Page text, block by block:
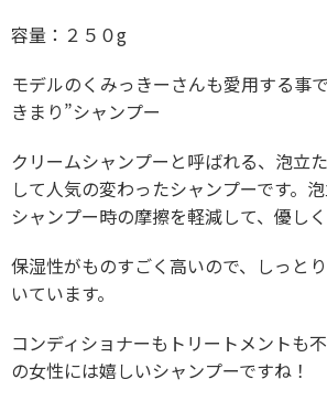
容量：２５０g
モデルのくみっきーさんも愛用する事
きまり”シャンプー
クリームシャンプーと呼ばれる、泡立
して人気の変わったシャンプーです。泡
シャンプー時の摩擦を軽減して、優しく
保湿性がものすごく高いので、しっと
いています。
コンディショナーもトリートメントも不
の女性には嬉しいシャンプーですね！